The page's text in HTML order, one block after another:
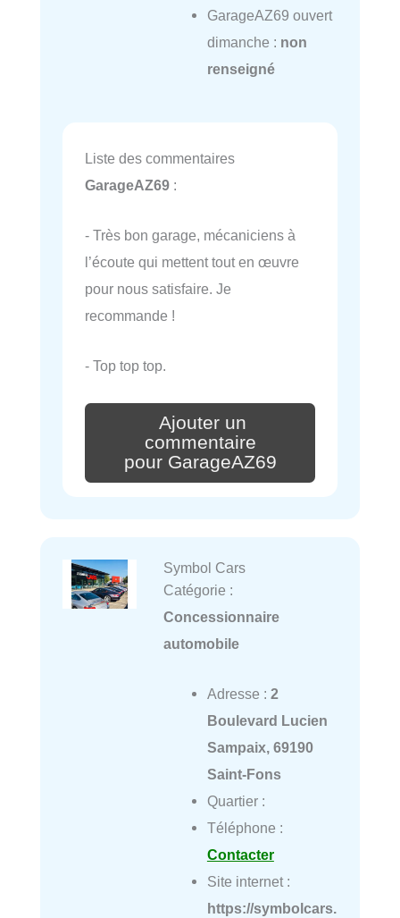
GarageAZ69 ouvert
dimanche : non
renseigné
Liste des commentaires
GarageAZ69 :
- Très bon garage, mécaniciens à
l’écoute qui mettent tout en œuvre
pour nous satisfaire. Je
recommande !
- Top top top.
Ajouter un
commentaire
pour GarageAZ69
Symbol Cars
Catégorie :
Concessionnaire
automobile
Adresse : 2
Boulevard Lucien
Sampaix, 69190
Saint-Fons
Quartier :
Téléphone :
Contacter
Site internet :
https://symbolcars.